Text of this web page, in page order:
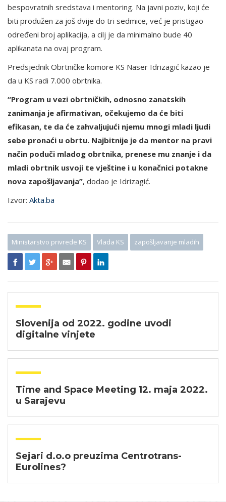
bespovratnih sredstava i mentoring. Na javni poziv, koji će
biti produžen za još dvije do tri sedmice, već je pristigao
određeni broj aplikacija, a cilj je da minimalno bude 40
aplikanata na ovaj program.
Predsjednik Obrtničke komore KS Naser Idrizagić kazao je
da u KS radi 7.000 obrtnika.
“Program u vezi obrtničkih, odnosno zanatskih
zanimanja je afirmativan, očekujemo da će biti
efikasan, te da će zahvaljujući njemu mnogi mladi ljudi
sebe pronaći u obrtu. Najbitnije je da mentor na pravi
način poduči mladog obrtnika, prenese mu znanje i da
mladi obrtnik usvoji te vještine i u konačnici potakne
nova zapošljavanja”, dodao je Idrizagić.
Izvor: Akta.ba
Ministarstvo privrede KS Vlada KS zapošljavanje mladih
Slovenija od 2022. godine uvodi
digitalne vinjete
Time and Space Meeting 12. maja 2022.
u Sarajevu
Sejari d.o.o preuzima Centrotrans-
Eurolines?